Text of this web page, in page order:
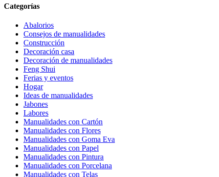
Categorías
Abalorios
Consejos de manualidades
Construcción
Decoración casa
Decoración de manualidades
Feng Shui
Ferias y eventos
Hogar
Ideas de manualidades
Jabones
Labores
Manualidades con Cartón
Manualidades con Flores
Manualidades con Goma Eva
Manualidades con Papel
Manualidades con Pintura
Manualidades con Porcelana
Manualidades con Telas